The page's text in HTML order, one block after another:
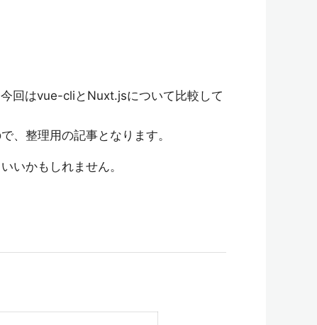
回はvue-cliとNuxt.jsについて比較して
、整理用の記事となります。
いかもしれません。